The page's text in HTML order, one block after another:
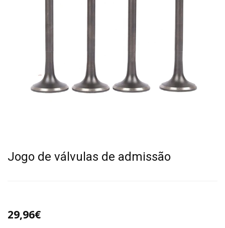
Jogo de válvulas de admissão
29,96€